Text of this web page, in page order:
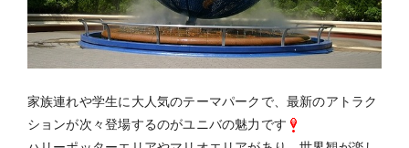
家族連れや学生に大人気のテーマパークで、最新のアトラク
ションが次々登場するのがユニバの魅力です